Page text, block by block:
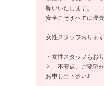
願いいたします。
安全こそすべてに優
女性スタッフおります
・女性スタッフもお
と、不安点、ご要望
お申し出下さい♪